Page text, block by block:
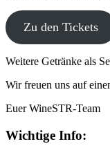
Zu den Tickets
Weitere Getränke als
Wir freuen uns auf
Euer WineSTR-Team
Wichtige Info: